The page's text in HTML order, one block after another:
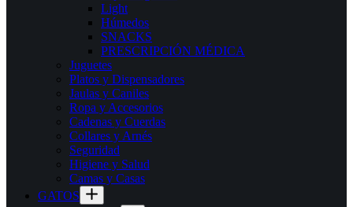
Light
Húmedos
SNACKS
PRESCRIPCIÓN MÉDICA
Juguetes
Platos y Dispensadores
Jaulas y Caniles
Ropa y Accesorios
Cadenas y Cuerdas
Collares y Arnés
Seguridad
Higiene y Salud
Camas y Casas
GATOS